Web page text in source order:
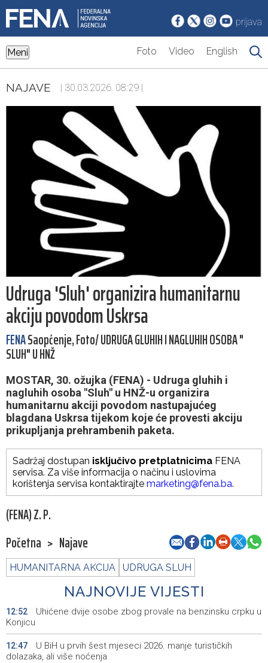
prijava
Meni Foto Video English
NAJAVE | 30.03.2026. 08:29 |
Udruga 'Sluh' organizira humanitarnu
akciju povodom Uskrsa
FENASaopćenje, Foto/ UDRUGA GLUHIH I NAGLUHIH OSOBA "
SLUH" U HNŽ
MOSTAR, 30. ožujka (FENA) - Udruga gluhih i
nagluhih osoba "Sluh" u HNŽ-u organizira
humanitarnu akciji povodom nastupajućeg
blagdana Uskrsa tijekom koje će provesti akciju
prikupljanja prehrambenih paketa.
Sadržaj dostupan isključivo pretplatnicima FENA
servisa. Za više informacija o načinu i uslovima
korištenja servisa kontaktirajte marketing@fena.ba.
(FENA) Z. P.
Početna > Najave
HUMANITARNA AKCIJA UDRUGA SLUH
NAJNOVIJE VIJESTI
12:52
Uhićene dvije osobe zbog provale na benzinsku crpku u
Konjicu
12:47
U BiH u prvih šest mjeseci 2026. manje turističkih
dolazaka, ali više noćenja